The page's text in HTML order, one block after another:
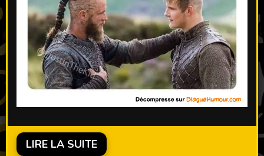
LIRE LA SUITE